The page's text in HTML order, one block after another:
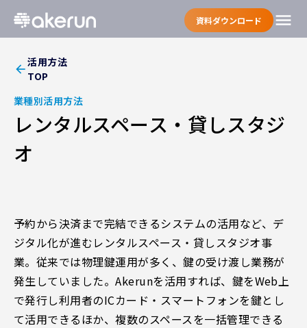
資料ダウンロード menu
活用方法
TOP
arrow_back
業種別活用方法
レンタルスペース・貸しスタジ
オ
予約から決済まで完結できるシステムの活用など、デ
ジタル化が進むレンタルスペース・貸しスタジオ事
業。従来では物理鍵運用が多く、鍵の受け渡し業務が
発生していました。Akerunを活用すれば、鍵をWeb上
で発行し利用者のICカード・スマートフォンを鍵とし
て活用できるほか、複数のスペースを一括管理できる